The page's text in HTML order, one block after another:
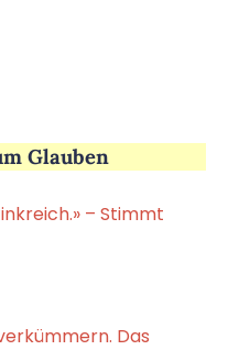
Glauben
– Stimmt
Das